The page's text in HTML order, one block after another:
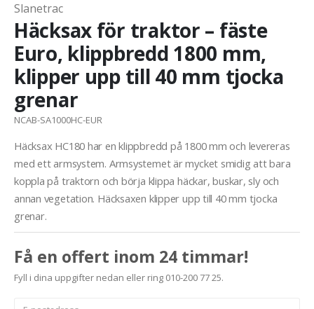
Slanetrac
Häcksax för traktor – fäste
Euro, klippbredd 1800 mm,
klipper upp till 40 mm tjocka
grenar
NCAB-SA1000HC-EUR
Häcksax HC180 har en klippbredd på 1800 mm och levereras
med ett armsystem. Armsystemet är mycket smidig att bara
koppla på traktorn och börja klippa häckar, buskar, sly och
annan vegetation. Häcksaxen klipper upp till 40 mm tjocka
grenar.
Få en offert inom 24 timmar!
Fyll i dina uppgifter nedan eller ring 010-200 77 25.